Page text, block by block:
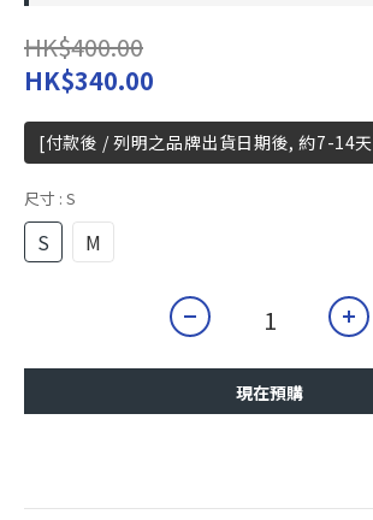
HK$400.00
HK$340.00
[付款後 / 列明之品牌出貨日期後, 約7-14
尺寸 : S
S M
現在預購